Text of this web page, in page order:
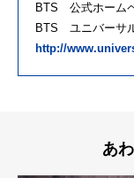
BTS 公式ホーム
BTS ユニバーサ
http://
あ